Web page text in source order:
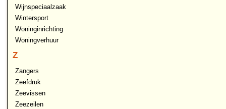
Wijnspeciaalzaak
Wintersport
Woninginrichting
Woningverhuur
Z
Zangers
Zeefdruk
Zeevissen
Zeezeilen